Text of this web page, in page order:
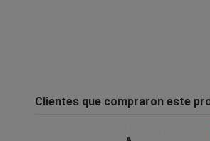
Clientes que compraron este